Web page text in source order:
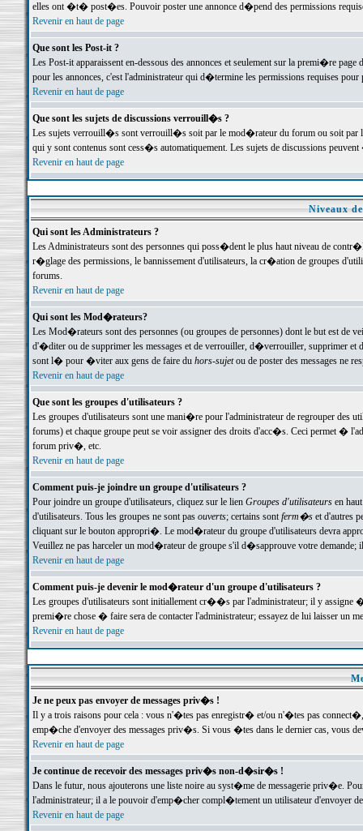
elles ont �t� post�es. Pouvoir poster une annonce d�pend des permissions
Revenir en haut de page
Que sont les Post-it ?
Les Post-it apparaissent en-dessous des annonces et seulement sur la premi�re
pour les annonces, c'est l'administrateur qui d�termine les permissions requises pour
Revenir en haut de page
Que sont les sujets de discussions verrouill�s ?
Les sujets verrouill�s sont verrouill�s soit par le mod�rateur du forum ou soit par
qui y sont contenus sont cess�s automatiquement. Les sujets de discussions
Revenir en haut de page
Niveaux
Qui sont les Administrateurs ?
Les Administrateurs sont des personnes qui poss�dent le plus haut niveau de
r�glage des permissions, le bannissement d'utilisateurs, la cr�ation de groupes
forums.
Revenir en haut de page
Qui sont les Mod�rateurs?
Les Mod�rateurs sont des personnes (ou groupes de personnes) dont le but est de
d'�diter ou de supprimer les messages et de verrouiller, d�verrouiller, supprimer
sont l� pour �viter aux gens de faire du hors-sujetou de poster des messages ne
Revenir en haut de page
Que sont les groupes d'utilisateurs ?
Les groupes d'utilisateurs sont une mani�re pour l'administrateur de regrouper des
forums) et chaque groupe peut se voir assigner des droits d'acc�s. Ceci permet
forum priv�, etc.
Revenir en haut de page
Comment puis-je joindre un groupe d'utilisateurs ?
Pour joindre un groupe d'utilisateurs, cliquez sur le lien Groupes d'utilisateursen haut
d'utilisateurs. Tous les groupes ne sont pas ouverts; certains sontferm�set d'autres
cliquant sur le bouton appropri�. Le mod�rateur du groupe d'utilisateurs devra
Veuillez ne pas harceler un mod�rateur de groupe s'il d�sapprouve votre demande;
Revenir en haut de page
Comment puis-je devenir le mod�rateur d'un groupe d'utilisateurs ?
Les groupes d'utilisateurs sont initiallement cr��s par l'administrateur; il y
premi�re chose � faire sera de contacter l'administrateur; essayez de lui laisser un
Revenir en haut de page
Je ne peux pas envoyer de messages priv�s !
Il y a trois raisons pour cela : vous n'�tes pas enregistr� et/ou n'�tes pas
emp�che d'envoyer des messages priv�s. Si vous �tes dans le dernier cas, vous
Revenir en haut de page
Je continue de recevoir des messages priv�s non-d�sir�s !
Dans le futur, nous ajouterons une liste noire au syst�me de messagerie priv�e.
l'administrateur; il a le pouvoir d'emp�cher compl�tement un utilisateur d'envoyer
Revenir en haut de page